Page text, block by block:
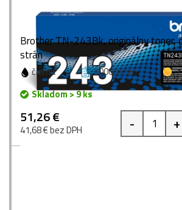
Brother TN-243Bk, originálny toner,
strán
čierna 1000 strán
Skladom > 9 ks
51,26 €
41,68 € bez DPH - +